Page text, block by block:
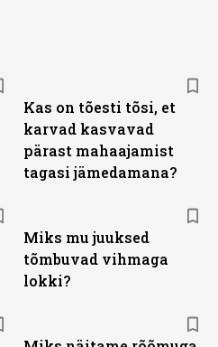
Kas on tõesti tõsi, et
karvad kasvavad
pärast mahaajamist
tagasi jämedamana?
Miks mu juuksed
tõmbuvad vihmaga
lokki?